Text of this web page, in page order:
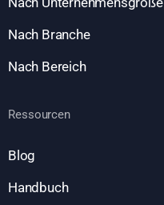
Nach Branche
Nach Bereich
Ressourcen
Blog
Handbuch